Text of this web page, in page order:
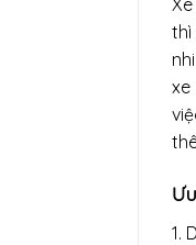
thì
xe
1.